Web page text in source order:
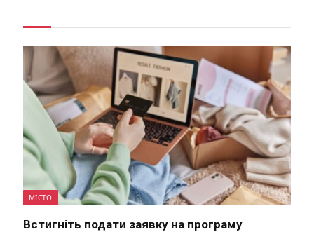
МІСТО
Встигніть подати заявку на програму